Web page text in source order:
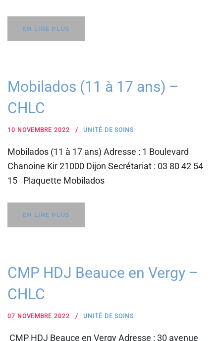
EN LIRE PLUS
Mobilados (11 à 17 ans) –
CHLC
10 NOVEMBRE 2022 UNITÉ DE SOINS
Mobilados (11 à 17 ans) Adresse : 1 Boulevard
Chanoine Kir 21000 Dijon Secrétariat : 03 80 42 54
15 Plaquette Mobilados
EN LIRE PLUS
CMP HDJ Beauce en Vergy –
CHLC
07 NOVEMBRE 2022 UNITÉ DE SOINS
CMP HDJ Beauce en Vergy Adresse : 30 avenue